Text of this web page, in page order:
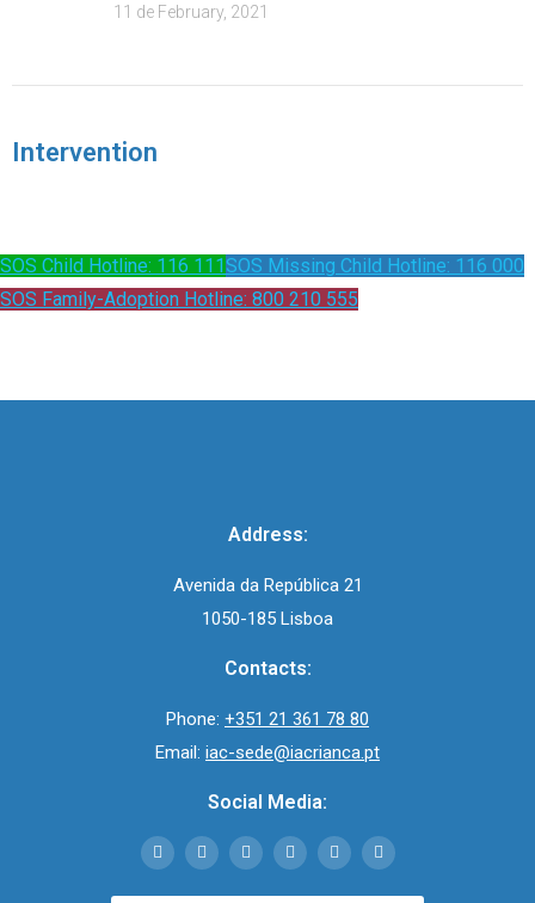
11 de February, 2021
Intervention
SOS Child Hotline: 116 111SOS Missing Child Hotline: 116 000
SOS Family-Adoption Hotline: 800 210 555
Address:
Avenida da República 21
1050-185 Lisboa
Contacts:
Phone: +351 21 361 78 80
Email: iac-sede@iacrianca.pt
Social Media: